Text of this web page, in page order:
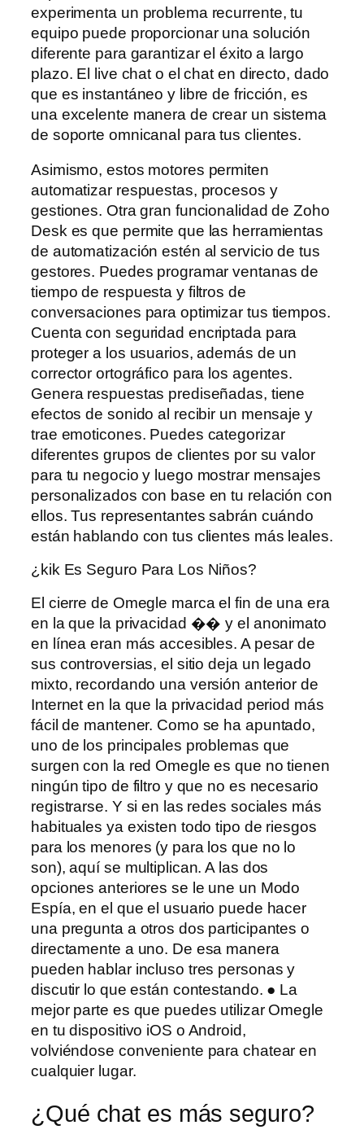
experimenta un problema recurrente, tu
equipo puede proporcionar una solución
diferente para garantizar el éxito a largo
plazo. El live chat o el chat en directo, dado
que es instantáneo y libre de fricción, es
una excelente manera de crear un sistema
de soporte omnicanal para tus clientes.
Asimismo, estos motores permiten
automatizar respuestas, procesos y
gestiones. Otra gran funcionalidad de Zoho
Desk es que permite que las herramientas
de automatización estén al servicio de tus
gestores. Puedes programar ventanas de
tiempo de respuesta y filtros de
conversaciones para optimizar tus tiempos.
Cuenta con seguridad encriptada para
proteger a los usuarios, además de un
corrector ortográfico para los agentes.
Genera respuestas prediseñadas, tiene
efectos de sonido al recibir un mensaje y
trae emoticones. Puedes categorizar
diferentes grupos de clientes por su valor
para tu negocio y luego mostrar mensajes
personalizados con base ​​en tu relación con
ellos. Tus representantes sabrán cuándo
están hablando con tus clientes más leales.
¿kik Es Seguro Para Los Niños?
El cierre de Omegle marca el fin de una era
en la que la privacidad �� y el anonimato
en línea eran más accesibles. A pesar de
sus controversias, el sitio deja un legado
mixto, recordando una versión anterior de
Internet en la que la privacidad period más
fácil de mantener. Como se ha apuntado,
uno de los principales problemas que
surgen con la red Omegle es que no tienen
ningún tipo de filtro y que no es necesario
registrarse. Y si en las redes sociales más
habituales ya existen todo tipo de riesgos
para los menores (y para los que no lo
son), aquí se multiplican. A las dos
opciones anteriores se le une un Modo
Espía, en el que el usuario puede hacer
una pregunta a otros dos participantes o
directamente a uno. De esa manera
pueden hablar incluso tres personas y
discutir lo que están contestando. ● La
mejor parte es que puedes utilizar Omegle
en tu dispositivo iOS o Android,
volviéndose conveniente para chatear en
cualquier lugar.
¿Qué chat es más seguro?